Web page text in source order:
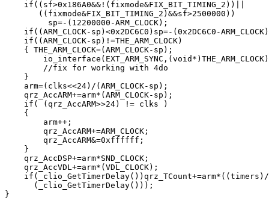
    if((sf>0x186A0&&!(fixmode&FIX_BIT_TIMING_2))||
       ((fixmode&FIX_BIT_TIMING_2)&&sf>2500000))
         sp=-(12200000-ARM_CLOCK);
if((ARM_CLOCK-sp)<0x2DC6C0)sp=-(0x2DC6C0-
    if((ARM_CLOCK-sp)!=THE_ARM_CLOCK)
    { THE_ARM_CLOCK=(ARM_CLOCK-sp);
        //fix for working with 4do
    }
    arm=(clks<<24)/(ARM_CLOCK-sp);
    qrz_AccARM+=arm*(ARM_CLOCK-sp);
    if( (qrz_AccARM>>24) != clks )
    {
        arm++;
        qrz_AccARM+=ARM_CLOCK;
        qrz_AccARM&=0xffffff;
    }
    qrz_AccDSP+=arm*SND_CLOCK;
    qrz_AccVDL+=arm*(VDL_CLOCK);
    if(_clio_GetTimerDelay())qrz_TCount+=arm*((timers)/
      (_clio_GetTimerDelay()));
}